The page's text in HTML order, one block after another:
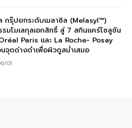
กรุ๊ปยกระดับเมลาซิล (Melasyl™)
มโมเลกุลเอกสิทธิ์ สู่ 7 สกินแคร์โซลูชัน
Paris และ La Roche- Posay
จุดด่างดำเพื่อผิวดูสม่ำเสมอ
01